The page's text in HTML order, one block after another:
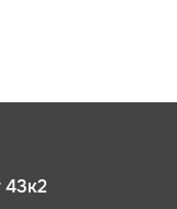
43к2